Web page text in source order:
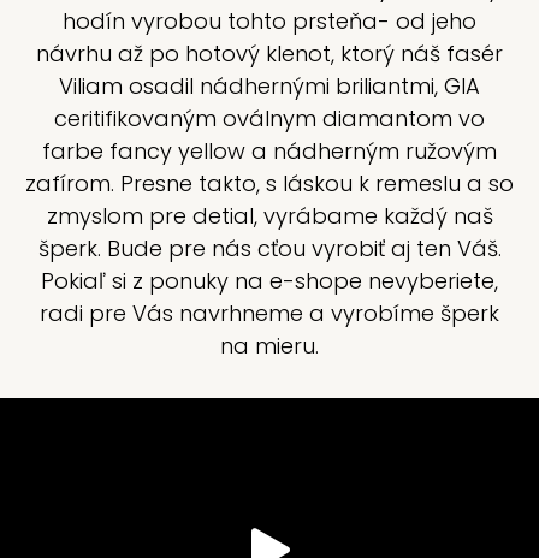
hodín vyrobou tohto prsteňa- od jeho
návrhu až po hotový klenot, ktorý náš fasér
Viliam osadil nádhernými briliantmi, GIA
ceritifikovaným oválnym diamantom vo
farbe fancy yellow a nádherným ružovým
zafírom. Presne takto, s láskou k remeslu a so
zmyslom pre detial, vyrábame každý naš
šperk. Bude pre nás cťou vyrobiť aj ten Váš.
Pokiaľ si z ponuky na e-shope nevyberiete,
radi pre Vás navrhneme a vyrobíme šperk
na mieru.